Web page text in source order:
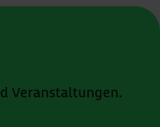
Veranstaltungen.